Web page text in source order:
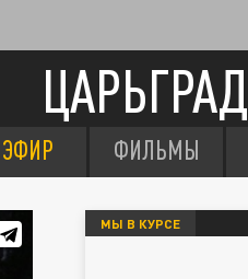
ЦАРЬГРАД
ЭФИР ФИЛЬМЫ
МЫ В КУРСЕ